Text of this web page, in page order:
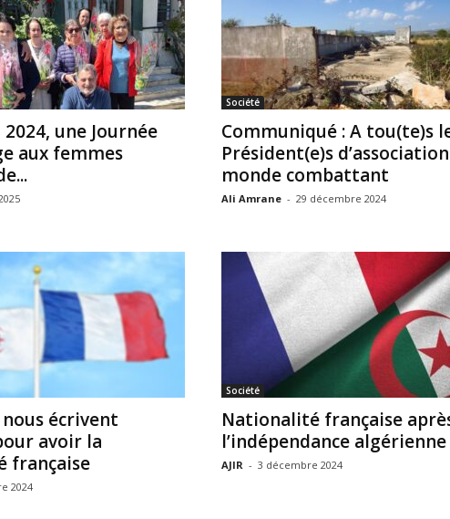
une Journée
aux femmes
Société
Communiqué : A tou(te)s
Président(e)s
monde combattant
Ali Amrane - 29 décembre 2024
écrivent
avoir la
française
2024
Société
Nationalité française
l’indépendance algérienne
AJIR - 3 décembre 2024